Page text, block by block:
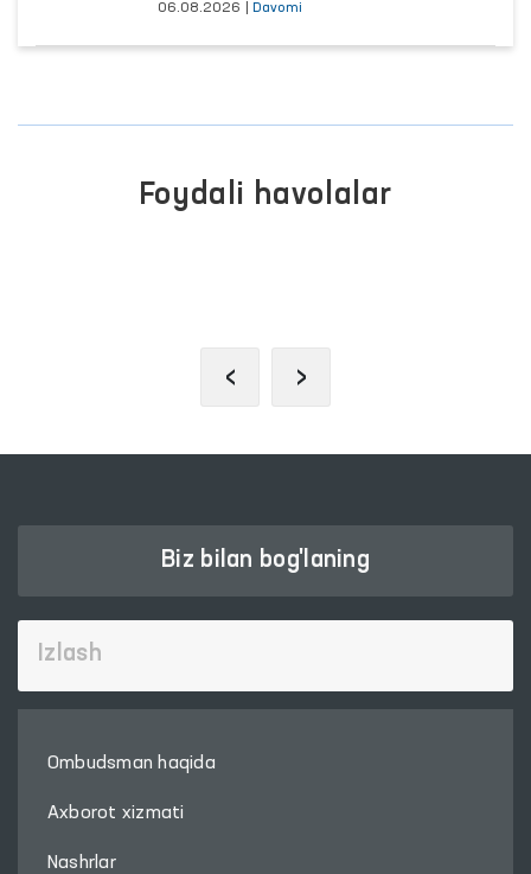
06.08.2026 Davomi
Foydali havolalar
‹ ›
Biz bilan bog'laning
Ombudsman haqida
Axborot xizmati
Nashrlar